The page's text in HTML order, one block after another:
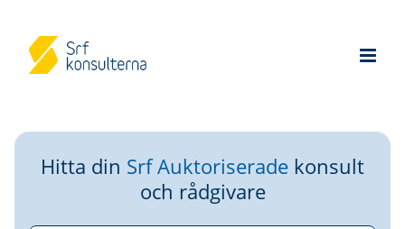
Hitta din Srf Auktoriserade konsult
och rådgivare